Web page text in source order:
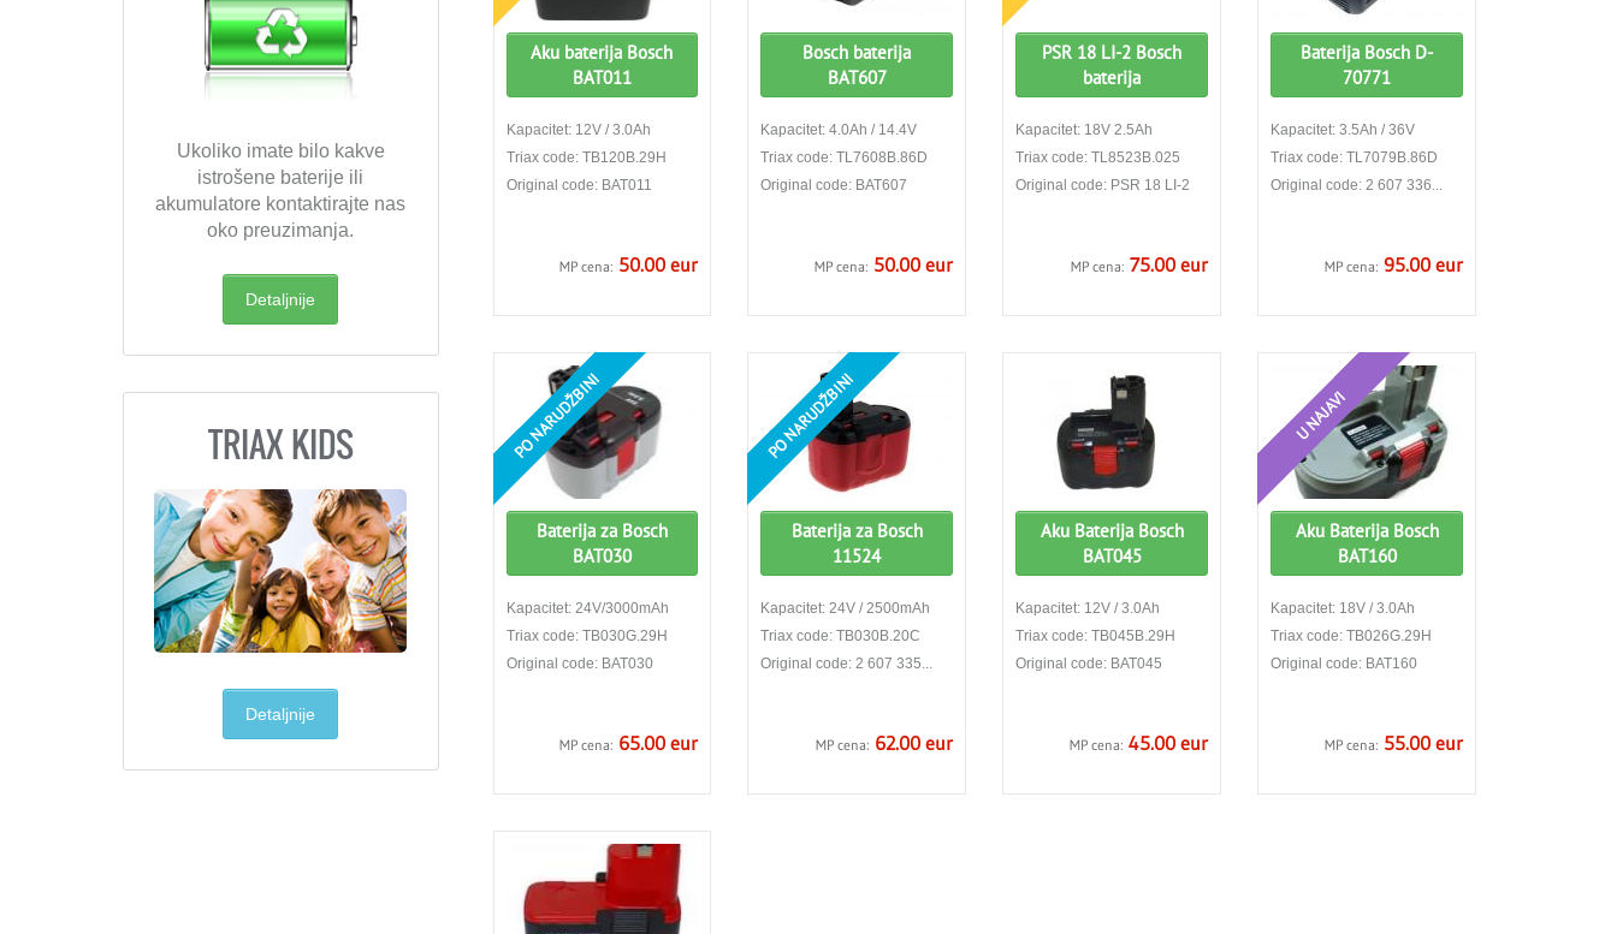
Aku baterija Bosch
BAT011
Kapacitet: 12V / 3.0Ah
Triax code: TB120B.29H
Original code: BAT011
MP cena: 50.00 eur
Bosch baterija
BAT607
Kapacitet: 4.0Ah / 14.4V
Triax code: TL7608B.86D
Original code: BAT607
MP cena: 50.00 eur
PSR 18 LI-2 Bosch
baterija
Kapacitet: 18V 2.5Ah
Triax code: TL8523B.025
Original code: PSR 18 LI-2
MP cena: 75.00 eur
Baterija Bosch D-
70771
Kapacitet: 3.5Ah / 36V
Triax code: TL7079B.86D
Original code: 2 607 336...
MP cena: 95.00 eur
Baterija za Bosch
BAT030
Kapacitet: 24V/3000mAh
Triax code: TB030G.29H
Original code: BAT030
MP cena: 65.00 eur
PO NARUDŽBINI
Baterija za Bosch
11524
Kapacitet: 24V / 2500mAh
Triax code: TB030B.20C
Original code: 2 607 335...
MP cena: 62.00 eur
PO NARUDŽBINI
Aku Baterija Bosch
BAT045
Kapacitet: 12V / 3.0Ah
Triax code: TB045B.29H
Original code: BAT045
MP cena: 45.00 eur
Aku Baterija Bosch
BAT160
Kapacitet: 18V / 3.0Ah
Triax code: TB026G.29H
Original code: BAT160
MP cena: 55.00 eur
U NAJAVI
Ukoliko imate bilo kakve
istrošene baterije ili
akumulatore kontaktirajte nas
oko preuzimanja.
Detaljnije
TRIAX KIDS
Detaljnije